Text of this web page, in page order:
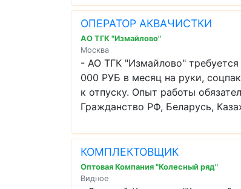
ОПЕРАТОР АКВАЧИСТКИ
АО ТГК "Измайлово"
Москва
- АО ТГК "Измайлово"
000 РУБ в месяц на руки,
к отпуску. Опыт работы
Гражданство РФ, Беларусь,
КОМПЛЕКТОВЩИК
Оптовая Компания "Колесный ряд"
Видное